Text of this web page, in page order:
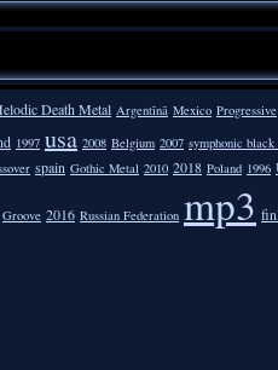
Death Metal Argentīnā Mexico Progressive
1997 usa 2008 Belgium 2007 symphonic
spain Gothic Metal 2010 2018 Poland 1996
Groove 2016 Russian Federation mp3